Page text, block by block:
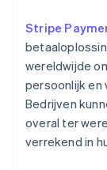
Stripe
wereldwijde
persoonlijk en
Bedrijven
overal ter
verrekend in